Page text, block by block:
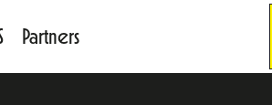
Partners